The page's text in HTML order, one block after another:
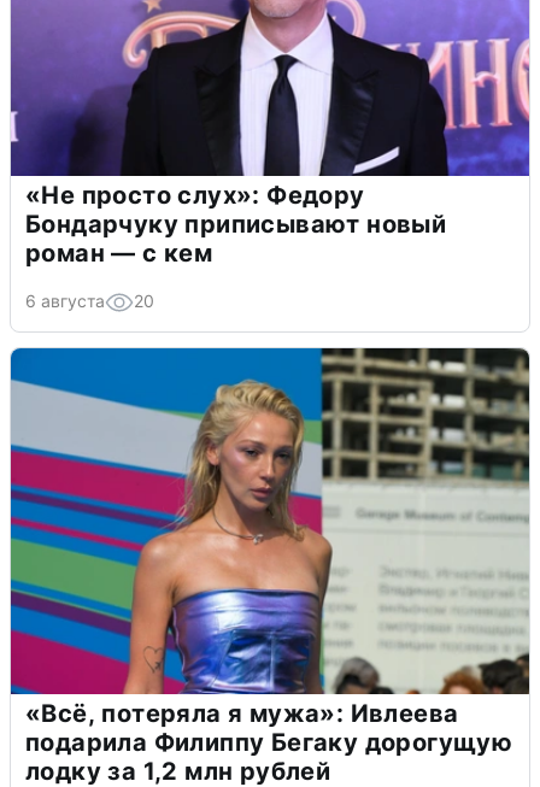
«Не просто слух»: Федору
Бондарчуку приписывают новый
роман — с кем
6 августа 20
«Всё, потеряла я мужа»: Ивлеева
подарила Филиппу Бегаку дорогущую
лодку за 1,2 млн рублей